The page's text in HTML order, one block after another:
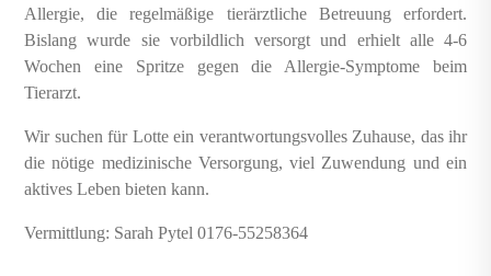
Allergie, die regelmäßige tierärztliche Betreuung erfordert.
Bislang wurde sie vorbildlich versorgt und erhielt alle 4-6
Wochen eine Spritze gegen die Allergie-Symptome beim
Tierarzt.
Wir suchen für Lotte ein verantwortungsvolles Zuhause, das ihr
die nötige medizinische Versorgung, viel Zuwendung und ein
aktives Leben bieten kann.
Vermittlung: Sarah Pytel 0176-55258364